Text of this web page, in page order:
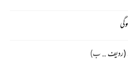
(ردیف .. ب)